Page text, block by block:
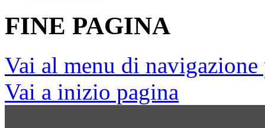
FINE PAGINA
Vai al menu di
Vai a inizio pagina